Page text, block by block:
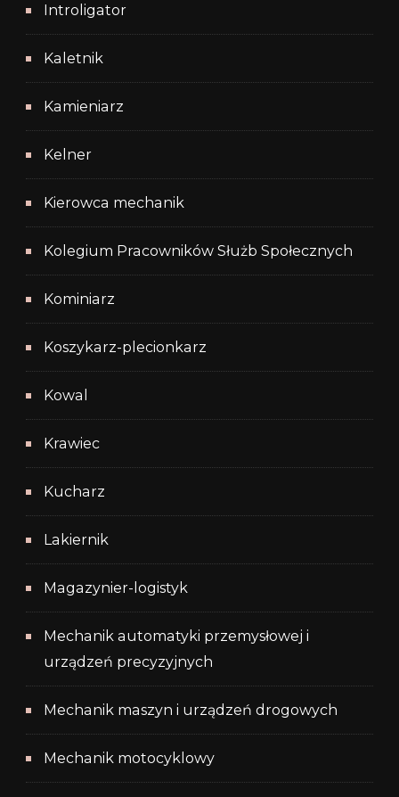
Introligator
Kaletnik
Kamieniarz
Kelner
Kierowca mechanik
Kolegium Pracowników Służb Społecznych
Kominiarz
Koszykarz-plecionkarz
Kowal
Krawiec
Kucharz
Lakiernik
Magazynier-logistyk
Mechanik automatyki przemysłowej i
urządzeń precyzyjnych
Mechanik maszyn i urządzeń drogowych
Mechanik motocyklowy